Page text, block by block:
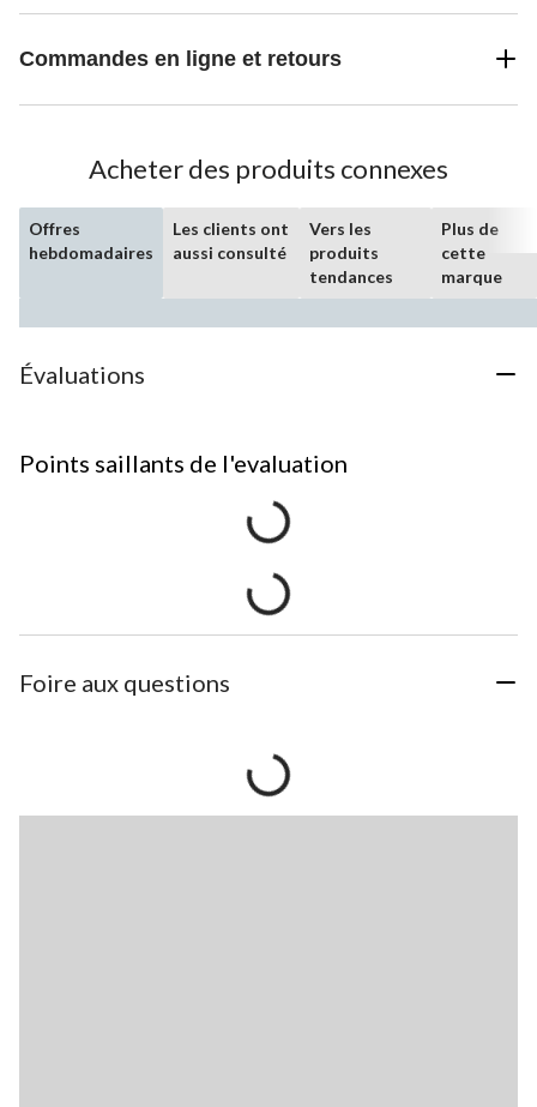
Commandes en ligne et retours
Acheter des produits connexes
Offres
hebdomadaires
Les clients ont
aussi consulté
Vers les
produits
tendances
Plus de
cette
marque
Évaluations
Points saillants de l'evaluation
Foire aux questions